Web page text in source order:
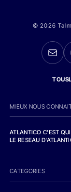
© 2026
MIEUX NOUS
ATLANTICO C'EST
LE RESEAU
CATEGORIES